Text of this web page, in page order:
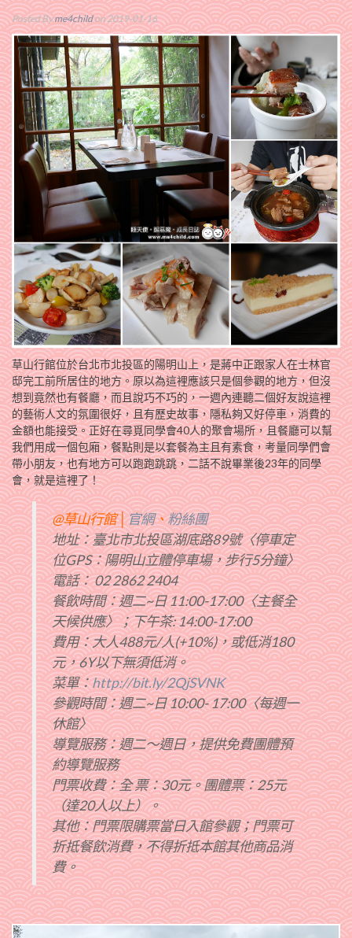
Posted Byme4childon 2019-01-16
草山行館位於台北市北投區的陽明山上，是蔣中正跟家人在士林官
邸完工前所居住的地方。原以為這裡應該只是個參觀的地方，但沒
想到竟然也有餐廳，而且說巧不巧的，一週內連聽二個好友說這裡
的藝術人文的氛圍很好，且有歷史故事，隱私夠又好停車，消費的
金額也能接受。正好在尋覓同學會40人的聚會場所，且餐廳可以幫
我們用成一個包廂，餐點則是以套餐為主且有素食，考量同學們會
帶小朋友，也有地方可以跑跑跳跳，二話不說畢業後23年的同學
會，就是這裡了！
@草山行館 │官網、粉絲團
地址：臺北市北投區湖底路89號〈停車定
位GPS：陽明山立體停車場，步行5分鐘〉
電話： 02 2862 2404
餐飲時間：週二~日 11:00-17:00〈主餐全
天候供應〉；下午茶: 14:00-17:00
費用：大人488元/人(+10%)，或低消180
元，6Y以下無須低消。
菜單：http://bit.ly/2QjSVNK
參觀時間：週二~日 10:00- 17:00〈每週一
休館〉
導覽服務：週二～週日，提供免費團體預
約導覽服務
門票收費：全 票：30元。團體票：25元
（達20人以上）。
其他：門票限購票當日入館參觀；門票可
折抵餐飲消費，不得折抵本館其他商品消
費。